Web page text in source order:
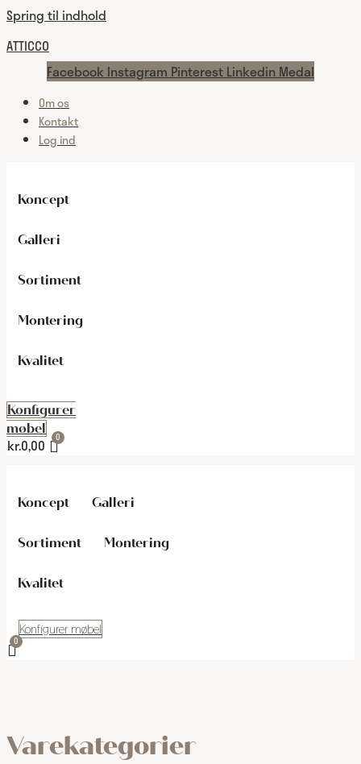
Spring til indhold
ATTICCO
Facebook Instagram Pinterest Linkedin Medal
Om os
Kontakt
Log ind
Koncept
Galleri
Sortiment
Montering
Kvalitet
Konfigurer
møbel
kr.0,00
Koncept Galleri
Sortiment Montering
Kvalitet
Konfigurer møbel
Varekategorier